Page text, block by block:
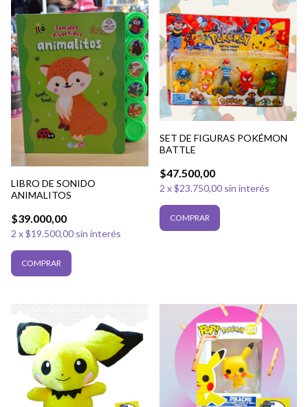
LIBRO DE SONIDO
ANIMALITOS
$39.000,00
2 x$19.500,00 sin interés
SET DE FIGURAS POKÉMON
BATTLE
$47.500,00
2 x$23.750,00 sin interés